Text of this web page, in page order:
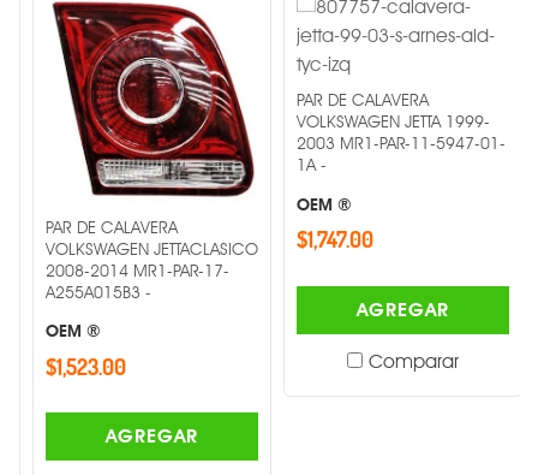
PAR DE CALAVERA
VOLKSWAGEN JETTACLASICO
2008-2014 MR1-PAR-17-
A255A015B3 -
OEM ®
$1,523.00
AGREGAR
PAR DE CALAVERA
VOLKSWAGEN JETTA 1999-
2003 MR1-PAR-11-5947-01-
1A -
OEM ®
$1,747.00
AGREGAR
Comparar